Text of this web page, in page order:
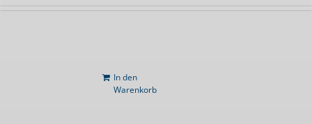
In den
Warenkorb